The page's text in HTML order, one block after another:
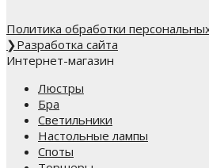
Политика обработки
❯Разработка сайта
Интернет-магазин
Люстры
Бра
Светильники
Настольные лампы
Споты